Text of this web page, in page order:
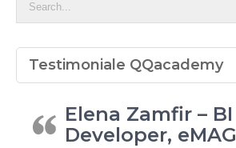
Testimoniale QQacademy
Elena Zamfir – BI
Developer, eMAG